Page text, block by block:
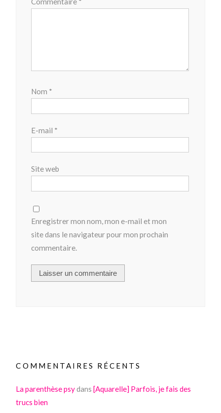
Nom *
E-mail *
Site web
Enregistrer mon nom, mon e-mail et mon
site dans le navigateur pour mon prochain
commentaire.
COMMENTAIRES RÉCENTS
La parenthèse psydans[Aquarelle] Parfois, je fais des
trucs bien